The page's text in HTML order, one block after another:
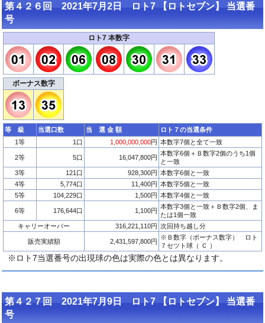
第４２６回 2021年7月2日 ロト7 【ロトセブン】 当選番
号
ロト7 本数字
ボーナス数字
等 級 当選口数 当 選 金 額
ロト７の当選条件
1等
1口 1,000,000,000円 本数字7個と全て一致
2等 5口 16,047,800円
本数字6個＋Ｂ数字2個のうち1個
と一致
3等
121口 928,300円 本数字6個と一致
4等
5,774口 11,400円 本数字5個と一致
5等
104,229口 1,500円 本数字4個と一致
6等 176,644口 1,100円
本数字3個と一致＋Ｂ数字2個、ま
たは1個一致
キャリーオーバー
316,221,110円 次回持ち越し分
販売実績額 2,431,597,800円
※Ｂ数字（ボーナス数字） ロト
７セツト球（ Ｃ ）
※ロト7当選番号の出現球の色は実際の色とは異なります。
第４２７回 2021年7月9日 ロト7 【ロトセブン】 当選番
号